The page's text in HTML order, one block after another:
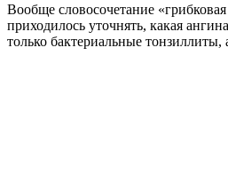
Вообще словосочетание
приходилось уточнять, какая
только бактериальные